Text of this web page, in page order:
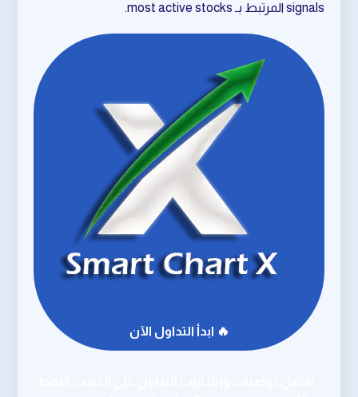
signals المرتبط بـ most active stocks.
🔥 ابدأ التداول الآن